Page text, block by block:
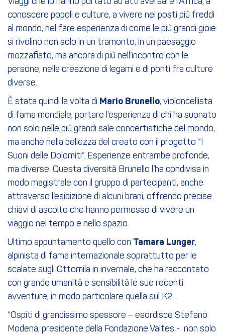
conoscere popoli e culture, a vivere nei posti più freddi
al mondo, nel fare esperienza di come le più grandi gioie
si rivelino non solo in un tramonto, in un paesaggio
mozzafiato, ma ancora di più nell’incontro con le
persone, nella creazione di legami e di ponti fra culture
diverse.
È stata quindi la volta di Mario Brunello, violoncellista
di fama mondiale, portare l’esperienza di chi ha suonato
non solo nelle più grandi sale concertistiche del mondo,
ma anche nella bellezza del creato con il progetto “I
Suoni delle Dolomiti”. Esperienze entrambe profonde,
ma diverse. Questa diversità Brunello l’ha condivisa in
modo magistrale con il gruppo di partecipanti, anche
attraverso l’esibizione di alcuni brani, offrendo precise
chiavi di ascolto che hanno permesso di vivere un
viaggio nel tempo e nello spazio.
Ultimo appuntamento quello con Tamara Lunger,
alpinista di fama internazionale soprattutto per le
scalate sugli Ottomila in invernale, che ha raccontato
con grande umanità e sensibilità le sue recenti
avventure, in modo particolare quella sul K2.
“Ospiti di grandissimo spessore – esordisce Stefano
Modena, presidente della Fondazione Valtes - non solo